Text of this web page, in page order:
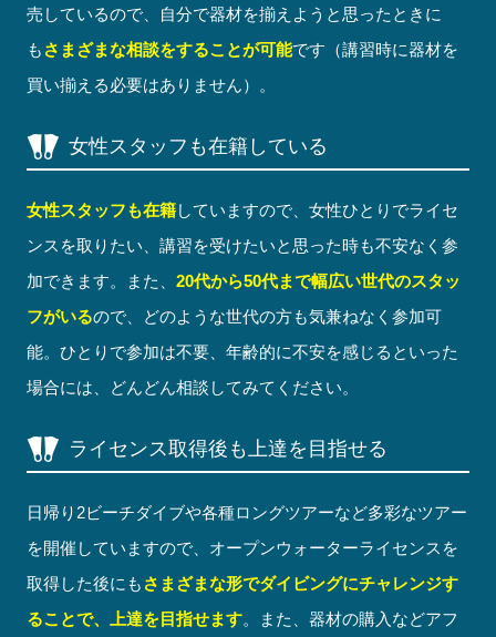
売しているので、自分で器材を揃えようと思ったときに
も さまざまな相談をすることが可能です（講習時に器材を
買い揃える必要はありません）。
女性スタッフも在籍している
女性スタッフも在籍していますので、女性ひとりでライセ
ンスを取りたい、講習を受けたいと思った時も不安なく参
加できます。また、20代から50代まで幅広い世代のスタッ
フがいるので、どのような世代の方も気兼ねなく参加可
能。ひとりで参加は不要、年齢的に不安を感じるといった
場合には、どんどん相談してみてください。
ライセンス取得後も上達を目指せる
日帰り2ビーチダイブや各種ロングツアーなど多彩なツアー
を開催していますので、オープンウォーターライセンスを
取得した後にも さまざまな形でダイビングにチャレンジす
ることで、上達を目指せます。また、器材の購入などアフ